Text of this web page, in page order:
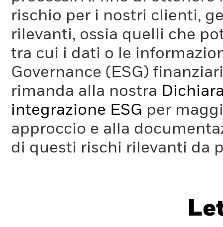
rischio per i nostri clienti,
rilevanti, ossia quelli che
tra cui i dati o le
Governance (ESG)
rimanda alla nostra
integrazione ESG per
approccio e alla
di questi rischi rilevanti da